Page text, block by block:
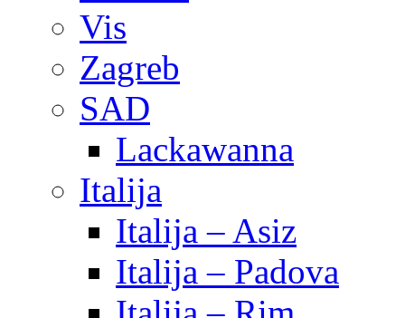
Vis
Zagreb
SAD
Lackawanna
Italija
Italija – Asiz
Italija – Padova